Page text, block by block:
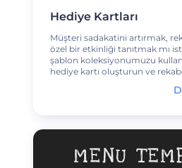
Hediye Kartları
Müşteri sadakatini artırmak,
özel bir etkinliği tanıtmak mı
şablon koleksiyonumuzu
hediye kartı oluşturun ve